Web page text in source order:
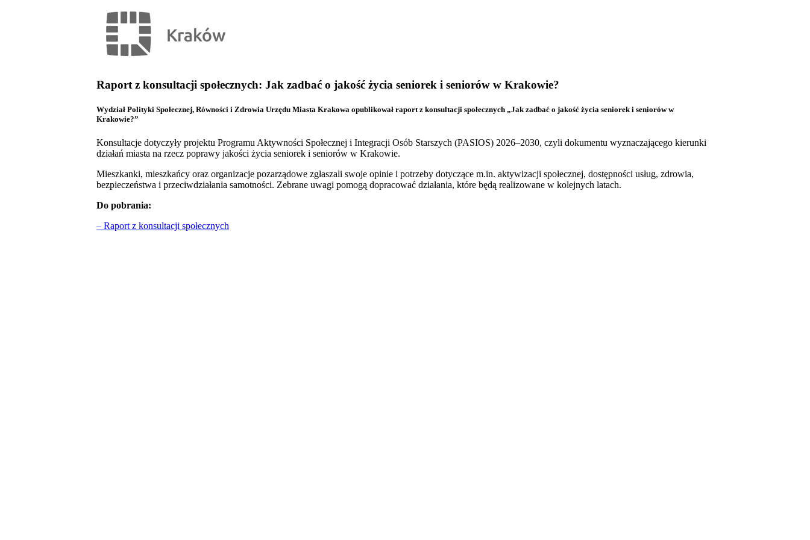
Raport z konsultacji społecznych: Jak zadbać o jakość życia seniorek i seniorów w Krakowie?
Wydział Polityki Społecznej, Równości i Zdrowia Urzędu Miasta Krakowa opublikował raport z konsultacji społecznych „Jak zadbać o jakość życia seniorek i seniorów w
Krakowie?”
Konsultacje dotyczyły projektu Programu Aktywności Społecznej i Integracji Osób Starszych (PASIOS) 2026–2030, czyli dokumentu wyznaczającego kierunki
działań miasta na rzecz poprawy jakości życia seniorek i seniorów w Krakowie.
Mieszkanki, mieszkańcy oraz organizacje pozarządowe zgłaszali swoje opinie i potrzeby dotyczące m.in. aktywizacji społecznej, dostępności usług, zdrowia,
bezpieczeństwa i przeciwdziałania samotności. Zebrane uwagi pomogą dopracować działania, które będą realizowane w kolejnych latach.
Do pobrania:
– Raport z konsultacji społecznych